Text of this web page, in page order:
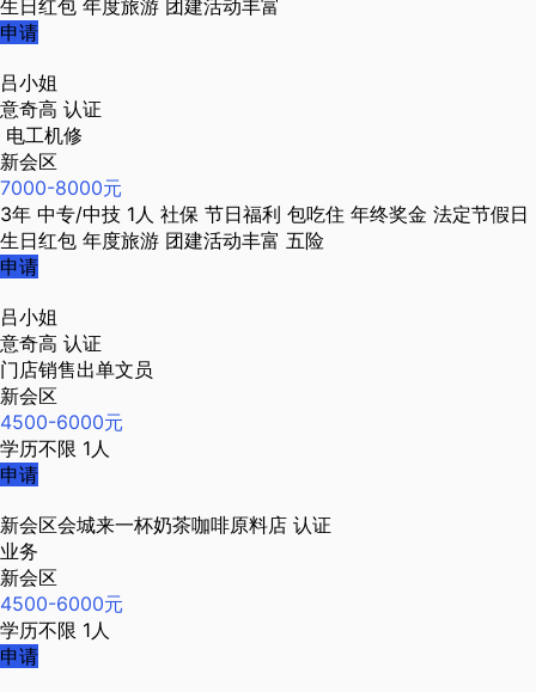
生日红包 年度旅游 团建活动丰富
申请
吕小姐
意奇高 认证
电工机修
新会区
7000-8000元
3年 中专/中技 1人 社保 节日福利 包吃住 年终奖金 法定节假日
生日红包 年度旅游 团建活动丰富 五险
申请
吕小姐
意奇高 认证
门店销售出单文员
新会区
4500-6000元
学历不限 1人
申请
新会区会城来一杯奶茶咖啡原料店 认证
业务
新会区
4500-6000元
学历不限 1人
申请